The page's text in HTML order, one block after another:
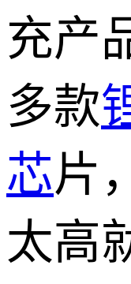
充产
多款
芯片
太高